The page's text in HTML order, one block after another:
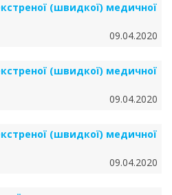
(швидкої) медичної
09.04.2020
(швидкої) медичної
09.04.2020
(швидкої) медичної
09.04.2020